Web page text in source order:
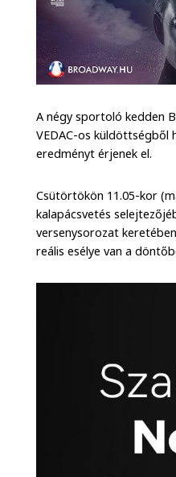
A négy sportoló kedden
VEDAC-os küldöttségből
eredményt érjenek el.
Csütörtökön 11.05-kor
kalapácsvetés
versenysorozat
reális esélye van a